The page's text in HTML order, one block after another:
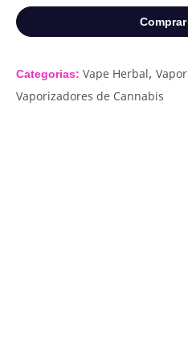
Categorias: Vape Herbal,
Vaporizadores de Cannabis